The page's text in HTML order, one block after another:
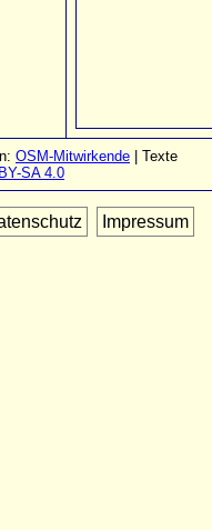
OSM-Mitwirkende | Texte
SA 4.0
Impressum